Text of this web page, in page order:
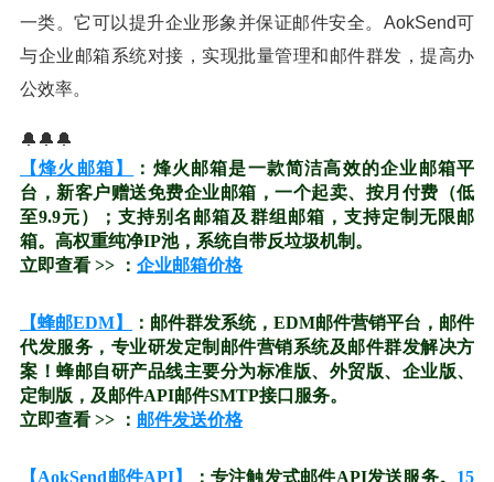
一类。它可以提升企业形象并保证邮件安全。AokSend可
与企业邮箱系统对接，实现批量管理和邮件群发，提高办
公效率。
🔔🔔🔔
【烽火邮箱】
：烽火邮箱是一款简洁高效的企业邮箱平
台，新客户赠送免费企业邮箱，一个起卖、按月付费（低
至9.9元）；支持别名邮箱及群组邮箱，支持定制无限邮
箱。高权重纯净IP池，系统自带反垃圾机制。
立即查看 >> ： 企业邮箱价格
【蜂邮EDM】
：邮件群发系统，EDM邮件营销平台，邮件
代发服务，专业研发定制邮件营销系统及邮件群发解决方
案！蜂邮自研产品线主要分为标准版、外贸版、企业版、
定制版，及邮件API邮件SMTP接口服务。
立即查看 >> ： 邮件发送价格
【AokSend邮件API】 ：专注触发式邮件API发送服务。 15